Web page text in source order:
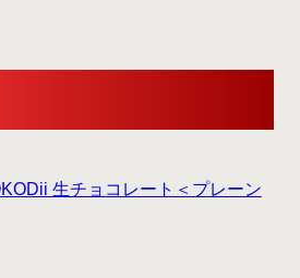
生チョコレート＜プレーン